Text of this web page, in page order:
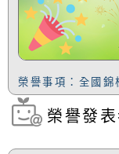
徵件
字
函
（
約
檢
月
轉
辦
檢
榮譽事項：全國錦
榮譽發